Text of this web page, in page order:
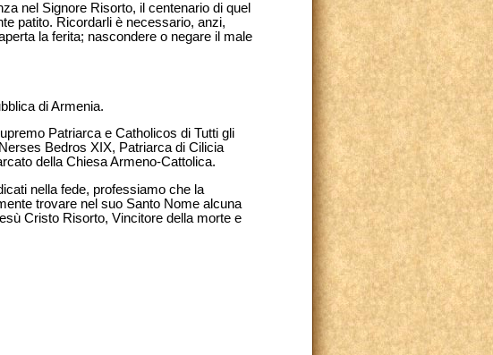
nel Signore Risorto, il centenario di quel
patito. Ricordarli è necessario, anzi,
la ferita; nascondere o negare il male
di Armenia.
Patriarca e Catholicos di Tutti gli
Bedros XIX, Patriarca di Cilicia
della Chiesa Armeno-Cattolica.
nella fede, professiamo che la
trovare nel suo Santo Nome alcuna
Cristo Risorto, Vincitore della morte e